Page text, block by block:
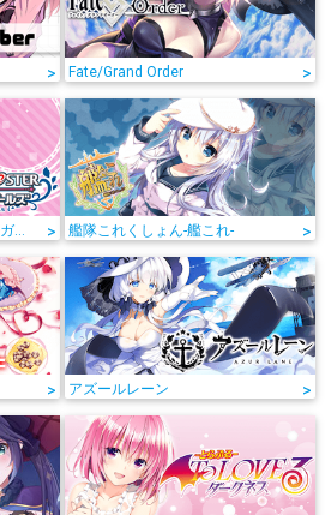
> Fate/Grand Order >
アイドルマスターシンデレラガールズ > 艦隊これくしょん-艦これ- >
> アズールレーン >